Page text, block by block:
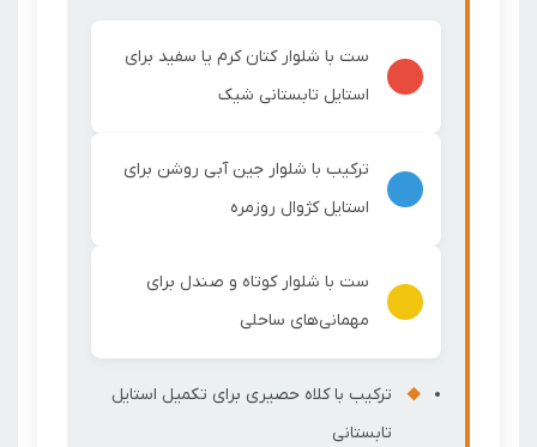
ست با شلوار کتان کرم یا سفید برای
استایل تابستانی شیک
ترکیب با شلوار جین آبی روشن برای
استایل کژوال روزمره
ست با شلوار کوتاه و صندل برای
مهمانی‌های ساحلی
ترکیب با کلاه حصیری برای تکمیل استایل
تابستانی